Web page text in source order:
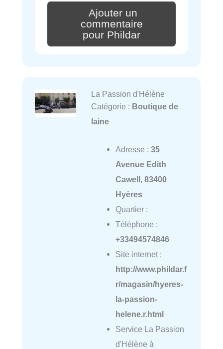
Ajouter un
commentaire
pour Phildar
La Passion d'Hélène
Catégorie : Boutique de
laine
Adresse : 35
Avenue Edith
Cawell, 83400
Hyères
Quartier :
Téléphone :
+33494574846
Site internet :
http://www.phildar.f
r/magasin/hyeres-
la-passion-
helene.r.html
Service La Passion
d'Hélène à